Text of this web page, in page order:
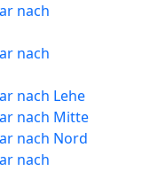
nach
nach
nach Lehe
nach Mitte
nach Nord
nach